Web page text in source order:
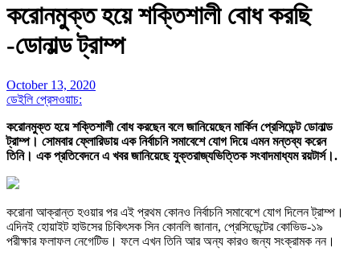
করোনমুক্ত হয়ে শক্তিশালী বোধ করছি
-ডোনাল্ড ট্রাম্প
October 13, 2020
ডেইলি প্রেসওয়াচ:
করোনমুক্ত হয়ে শক্তিশালী বোধ করছেন বলে জানিয়েছেন মার্কিন প্রেসিডেন্ট ডোনাল্ড
ট্রাম্প। সোমবার ফ্লোরিডায় এক নির্বাচনি সমাবেশে যোগ দিয়ে এমন মন্তব্য করেন
তিনি। এক প্রতিবেদনে এ খবর জানিয়েছে যুক্তরাজ্যভিত্তিক সংবাদমাধ্যম রয়টার্স।.
করোনা আক্রান্ত হওয়ার পর এই প্রথম কোনও নির্বাচনি সমাবেশে যোগ দিলেন ট্রাম্প।
এদিনই হোয়াইট হাউসের চিকিৎসক সিন কোনলি জানান, প্রেসিডেন্টের কোভিড-১৯
পরীক্ষার ফলাফল নেগেটিভ। ফলে এখন তিনি আর অন্য কারও জন্য সংক্রামক নন।